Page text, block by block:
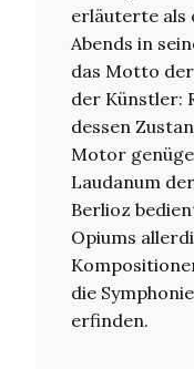
erläuterte als
Abends in
das Motto
der Künstler:
dessen
Motor
Laudanum
Berlioz
Opiums
die
erfinden.